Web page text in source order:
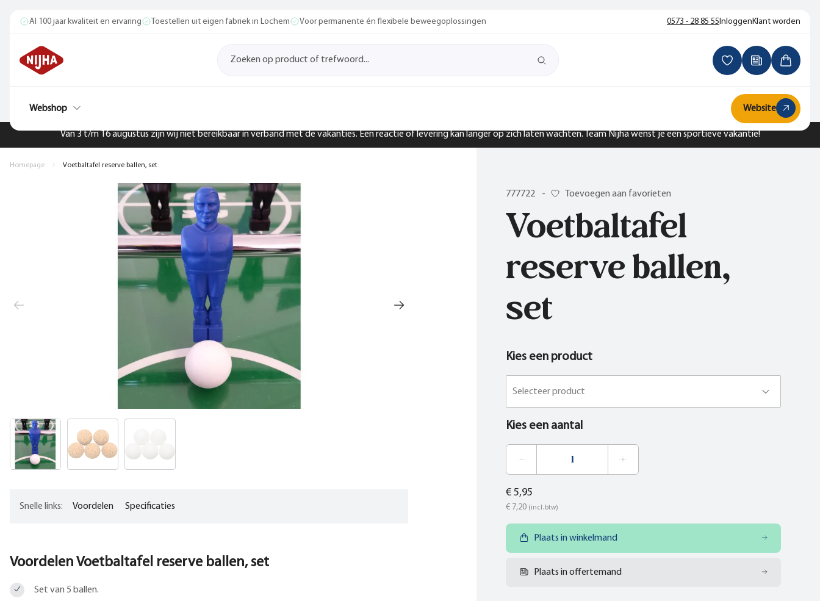
Van 3 t/m 16 augustus zijn wij niet bereikbaar in verband met de vakanties. Een reactie of levering kan langer op zich laten wachten. Team Nijha wenst je een sportieve vakantie!
Al 100 jaar kwaliteit en ervaring Toestellen uit eigen fabriek in Lochem Voor permanente én flexibele beweegoplossingen 0573 - 28 85 55InloggenKlant worden
Webshop Website
777722 - Toevoegen aan favorieten
Voetbaltafel
reserve ballen,
set
Kies een product
Selecteer product
Kies een aantal
€ 5,95
€ 7,20 (incl. btw)
Plaats in winkelmand
Plaats in offertemand
Homepage Voetbaltafel reserve ballen, set
Snelle links: Voordelen Specificaties
Voordelen Voetbaltafel reserve ballen, set
Set van 5 ballen.